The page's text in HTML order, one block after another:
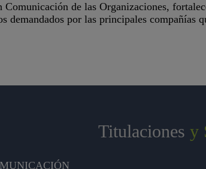
de las Organizaciones,
demandados por las principales compañías
Titulaciones y